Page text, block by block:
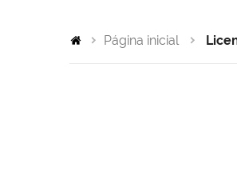
Página inicial